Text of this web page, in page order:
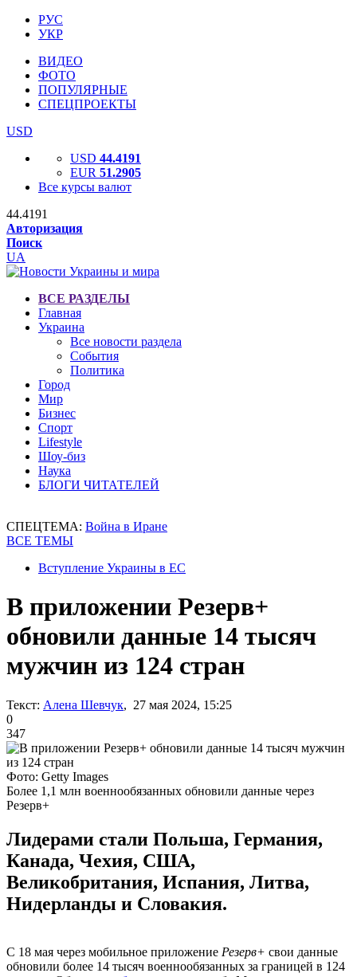
РУС
УКР
ВИДЕО
ФОТО
ПОПУЛЯРНЫЕ
СПЕЦПРОЕКТЫ
USD
USD 44.4191
EUR 51.2905
Все курсы валют
44.4191
Авторизация
Поиск
UA
ВСЕ РАЗДЕЛЫ
Главная
Украина
Все новости раздела
События
Политика
Город
Мир
Бизнес
Спорт
Lifestyle
Шоу-биз
Наука
БЛОГИ ЧИТАТЕЛЕЙ
СПЕЦТЕМА: Война в Иране
ВСЕ ТЕМЫ
Вступление Украины в ЕС
В приложении Резерв+
обновили данные 14 тысяч
мужчин из 124 стран
Текст: Алена Шевчук, 27 мая 2024, 15:25
0
347
Фото: Getty Images
Более 1,1 млн военнообязанных обновили данные через
Резерв+
Лидерами стали Польша, Германия,
Канада, Чехия, США,
Великобритания, Испания, Литва,
Нидерланды и Словакия.
С 18 мая через мобильное приложение Резерв+ свои данные
обновили более 14 тысяч военнообязанных за границей в 124